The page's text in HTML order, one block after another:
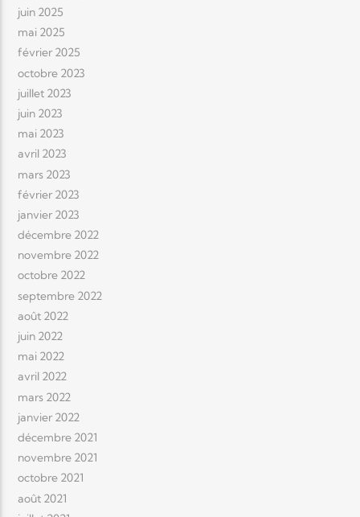
juin 2025
mai 2025
février 2025
octobre 2023
juillet 2023
juin 2023
mai 2023
avril 2023
mars 2023
février 2023
janvier 2023
décembre 2022
novembre 2022
octobre 2022
septembre 2022
août 2022
juin 2022
mai 2022
avril 2022
mars 2022
janvier 2022
décembre 2021
novembre 2021
octobre 2021
août 2021